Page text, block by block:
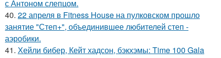
с Антоном слепцом.
40. 22 апреля в Fitness House на пулковском прошло
занятие "Степ+", объединившее любителей степ -
аэробики.
41. Хейли бибер, Кейт хадсон, бэкхэмы: Time 100 Gala